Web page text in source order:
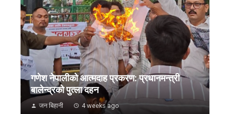
गणेश नेपालीको आत्मदाह प्रकरण: प्रधानमन्त्री
बालेन्द्रको पुत्ला दहन
जन बिहानी 4 weeks ago